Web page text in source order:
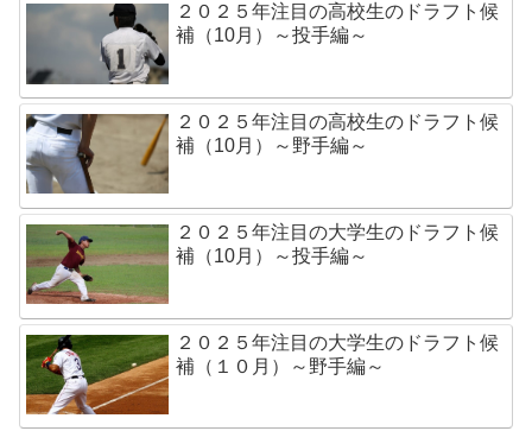
２０２５年注目の高校生のドラフト候
補（10月）～投手編～
２０２５年注目の高校生のドラフト候
補（10月）～野手編～
２０２５年注目の大学生のドラフト候
補（10月）～投手編～
２０２５年注目の大学生のドラフト候
補（１０月）～野手編～